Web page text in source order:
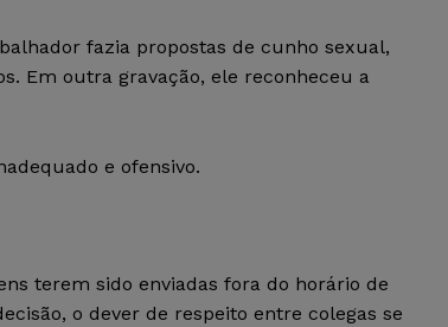
fazia propostas de cunho sexual,
Em outra gravação, ele reconheceu a
e ofensivo.
terem sido enviadas fora do horário de
o dever de respeito entre colegas se